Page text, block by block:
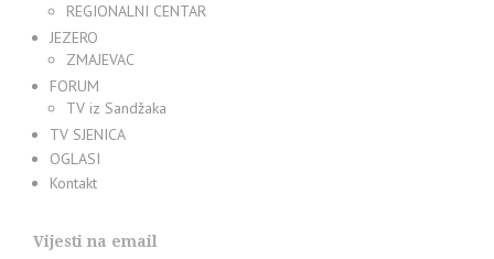
REGIONALNI CENTAR
JEZERO
ZMAJEVAC
FORUM
TV iz Sandžaka
TV SJENICA
OGLASI
Kontakt
Vijesti na email